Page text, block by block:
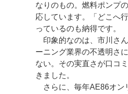
なりのもの。燃料ポンプ
応しています。「どこへ
っているのも納得です。
印象的なのは、市川さん
ーニング業界の不透明さ
ない。その実直さが口コ
きました。
さらに、毎年AE86オン